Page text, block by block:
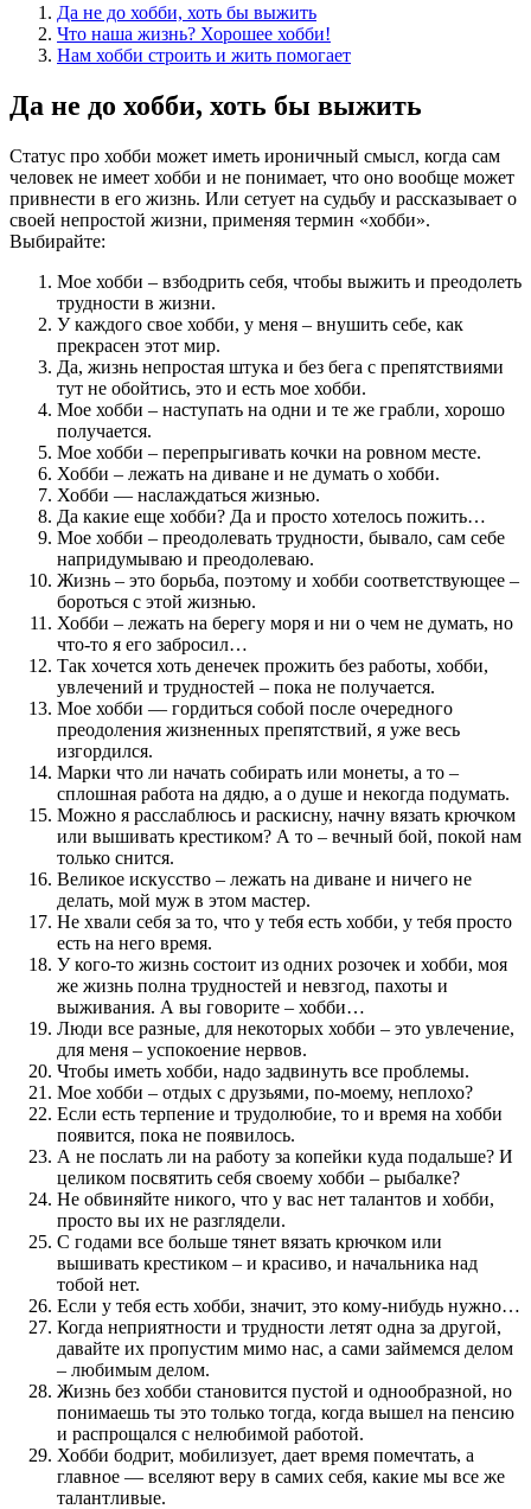
Да не до хобби, хоть бы выжить
Что наша жизнь? Хорошее хобби!
Нам хобби строить и жить помогает
Да не до хобби, хоть бы выжить
Статус про хобби может иметь ироничный смысл, когда сам
человек не имеет хобби и не понимает, что оно вообще может
привнести в его жизнь. Или сетует на судьбу и рассказывает о
своей непростой жизни, применяя термин «хобби».
Выбирайте:
Мое хобби – взбодрить себя, чтобы выжить и преодолеть
трудности в жизни.
У каждого свое хобби, у меня – внушить себе, как
прекрасен этот мир.
Да, жизнь непростая штука и без бега с препятствиями
тут не обойтись, это и есть мое хобби.
Мое хобби – наступать на одни и те же грабли, хорошо
получается.
Мое хобби – перепрыгивать кочки на ровном месте.
Хобби – лежать на диване и не думать о хобби.
Хобби — наслаждаться жизнью.
Да какие еще хобби? Да и просто хотелось пожить…
Мое хобби – преодолевать трудности, бывало, сам себе
напридумываю и преодолеваю.
Жизнь – это борьба, поэтому и хобби соответствующее –
бороться с этой жизнью.
Хобби – лежать на берегу моря и ни о чем не думать, но
что-то я его забросил…
Так хочется хоть денечек прожить без работы, хобби,
увлечений и трудностей – пока не получается.
Мое хобби — гордиться собой после очередного
преодоления жизненных препятствий, я уже весь
изгордился.
Марки что ли начать собирать или монеты, а то –
сплошная работа на дядю, а о душе и некогда подумать.
Можно я расслаблюсь и раскисну, начну вязать крючком
или вышивать крестиком? А то – вечный бой, покой нам
только снится.
Великое искусство – лежать на диване и ничего не
делать, мой муж в этом мастер.
Не хвали себя за то, что у тебя есть хобби, у тебя просто
есть на него время.
У кого-то жизнь состоит из одних розочек и хобби, моя
же жизнь полна трудностей и невзгод, пахоты и
выживания. А вы говорите – хобби…
Люди все разные, для некоторых хобби – это увлечение,
для меня – успокоение нервов.
Чтобы иметь хобби, надо задвинуть все проблемы.
Мое хобби – отдых с друзьями, по-моему, неплохо?
Если есть терпение и трудолюбие, то и время на хобби
появится, пока не появилось.
А не послать ли на работу за копейки куда подальше? И
целиком посвятить себя своему хобби – рыбалке?
Не обвиняйте никого, что у вас нет талантов и хобби,
просто вы их не разглядели.
С годами все больше тянет вязать крючком или
вышивать крестиком – и красиво, и начальника над
тобой нет.
Если у тебя есть хобби, значит, это кому-нибудь нужно…
Когда неприятности и трудности летят одна за другой,
давайте их пропустим мимо нас, а сами займемся делом
– любимым делом.
Жизнь без хобби становится пустой и однообразной, но
понимаешь ты это только тогда, когда вышел на пенсию
и распрощался с нелюбимой работой.
Хобби бодрит, мобилизует, дает время помечтать, а
главное — вселяют веру в самих себя, какие мы все же
талантливые.